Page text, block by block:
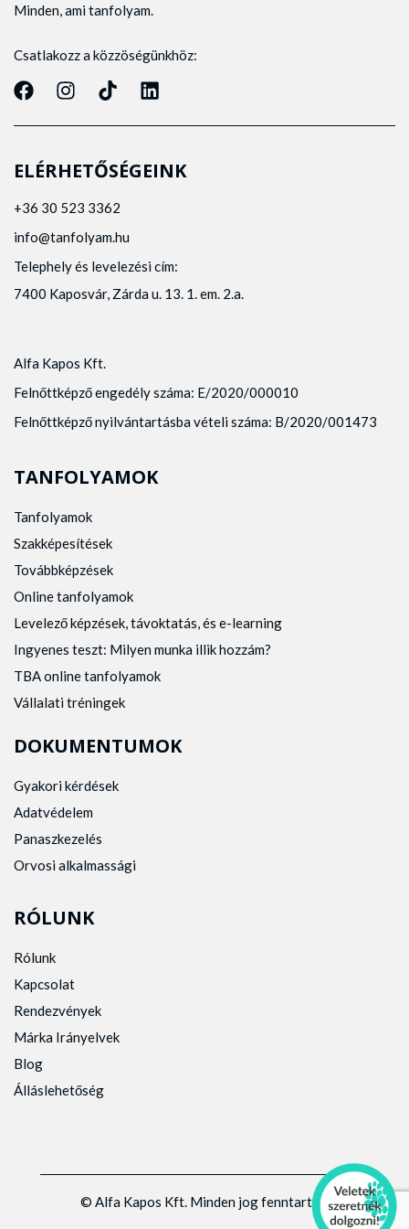
Minden, ami tanfolyam.
Csatlakozz a közzöségünkhöz:
ELÉRHETŐSÉGEINK
+36 30 523 3362
info@tanfolyam.hu
Telephely és levelezési cím:
7400 Kaposvár, Zárda u. 13. 1. em. 2.a.
Alfa Kapos Kft.
Felnőttképző engedély száma: E/2020/000010
Felnőttképző nyilvántartásba vételi száma: B/2020/001473
TANFOLYAMOK
Tanfolyamok
Szakképesítések
Továbbképzések
Online tanfolyamok
Levelező képzések, távoktatás, és e-learning
Ingyenes teszt: Milyen munka illik hozzám?
TBA online tanfolyamok
Vállalati tréningek
DOKUMENTUMOK
Gyakori kérdések
Adatvédelem
Panaszkezelés
Orvosi alkalmassági
RÓLUNK
Rólunk
Kapcsolat
Rendezvények
Márka Irányelvek
Blog
Álláslehetőség
© Alfa Kapos Kft. Minden jog fenntartva.